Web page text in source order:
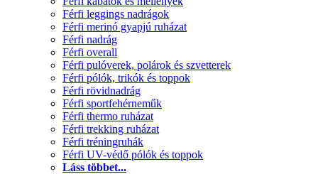
Férfi leggings nadrágok
Férfi merinó gyapjú ruházat
Férfi nadrág
Férfi overall
Férfi pulóverek, polárok és szvetterek
Férfi pólók, trikók és toppok
Férfi rövidnadrág
Férfi sportfehérneműk
Férfi thermo ruházat
Férfi trekking ruházat
Férfi tréningruhák
Férfi UV-védő pólók és toppok
Láss többet...